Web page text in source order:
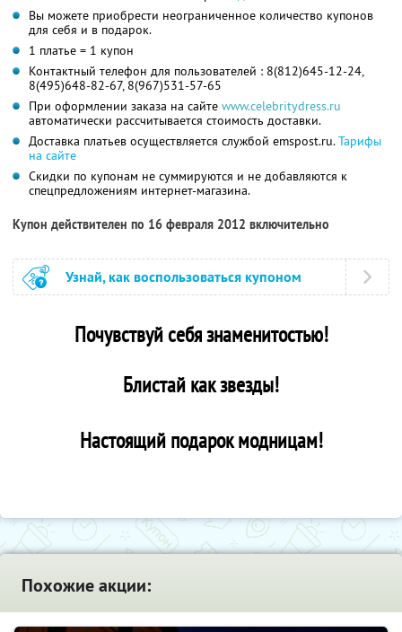
Вы можете приобрести неограниченное количество купонов
для себя и в подарок.
1 платье = 1 купон
Контактный телефон для пользователей : 8(812)645-12-24,
8(495)648-82-67, 8(967)531-57-65
При оформлении заказа на сайте www.celebritydress.ru
автоматически рассчитывается стоимость доставки.
Доставка платьев осуществляется службой emspost.ru.Тарифы
на сайте
Скидки по купонам не суммируются и не добавляются к
спецпредложениям интернет-магазина.
Купон действителен по 16 февраля 2012 включительно
Узнай, как воспользоваться купоном
Почувствуй себя знаменитостью!
Блистай как звезды!
Настоящий подарок модницам!
Похожие акции: